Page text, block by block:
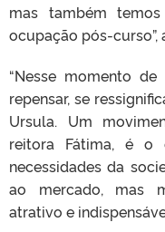
mas também
ocupação pós-curso”,
“Nesse momento
repensar, se
Ursula. Um
reitora Fátima, é o
necessidades da
ao mercado, mas
atrativo e